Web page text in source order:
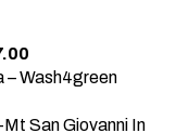
– Wash4green
San Giovanni In